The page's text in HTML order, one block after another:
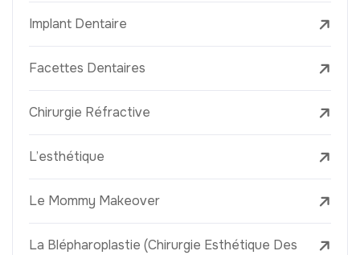
Implant Dentaire
Facettes Dentaires
Chirurgie Réfractive
L’esthétique
Le Mommy Makeover
La Blépharoplastie (Chirurgie Esthétique Des